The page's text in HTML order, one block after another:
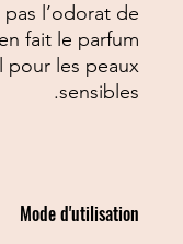
l’odorat de
fait le parfum
pour les peaux
sensibles.
Mode d'utilisation